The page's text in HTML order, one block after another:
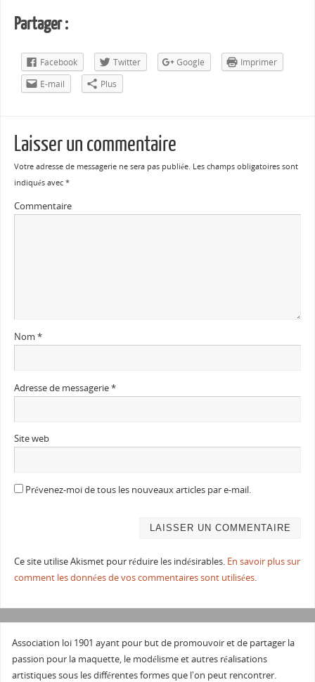
Partager :
Facebook Twitter Google
Imprimer
E-mail
Plus
Laisser un commentaire
Votre adresse de messagerie ne sera pas publiée. Les champs obligatoires sont
indiqués avec *
Commentaire
Nom *
Adresse de messagerie*
Site web
Prévenez-moi de tous les nouveaux articles par e-mail.
Ce site utilise Akismet pour réduire les indésirables. En savoir plus sur
comment les données de vos commentaires sont utilisées.
Association loi 1901 ayant pour but de promouvoir et de partager la
passion pour la maquette, le modélisme et autres réalisations
artistiques sous les différentes formes que l'on peut rencontrer.